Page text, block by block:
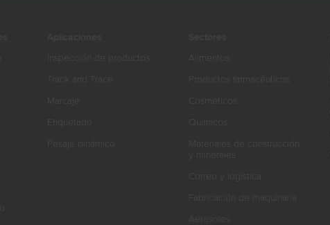
Inspección de productos
Track and Trace
Marcaje
Etiquetado
Pesaje dinámico
Alimentos
Productos farmacéuticos
Cosméticos
Químicos
Materiales de construcción
y minerales
Correo y logística
Fabricación de maquinaria
Aerosoles